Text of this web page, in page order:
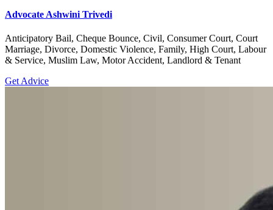
Advocate Ashwini Trivedi
Anticipatory Bail, Cheque Bounce, Civil, Consumer Court, Court
Marriage, Divorce, Domestic Violence, Family, High Court, Labour
& Service, Muslim Law, Motor Accident, Landlord & Tenant
Get Advice